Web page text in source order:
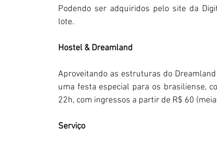
Podendo ser adquiridos pelo site da
lote.
Hostel & Dreamland
Aproveitando as estruturas do
uma festa especial para os brasiliense,
22h, com ingressos a partir de R$ 60
Serviço